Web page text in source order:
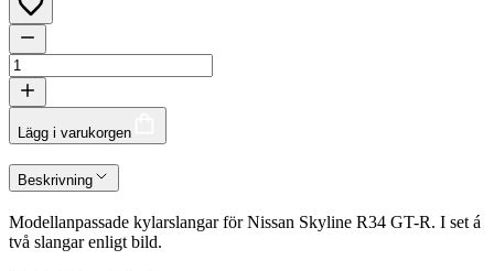
Lägg i varukorgen
Beskrivning
Modellanpassade kylarslangar för Nissan Skyline R34 GT-R. I set á
två slangar enligt bild.